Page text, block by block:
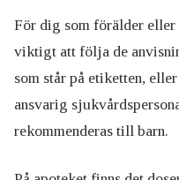
För dig som förälder eller
viktigt att följa de
som står på etiketten,
ansvarig
rekommenderas till barn.